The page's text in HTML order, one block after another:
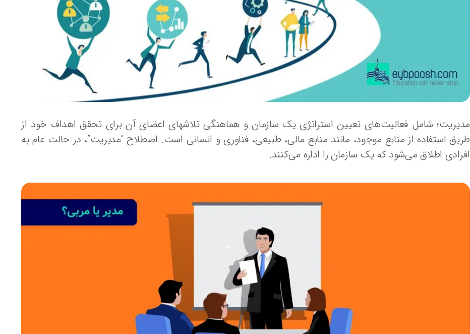
مدیریت؛ شامل فعالیت‌های تعیین استراتژی یک سازمان و هماهنگی تلاشهای اعضای آن برای تحقق اهداف خود از
طریق استفاده از منابع موجود، مانند منابع مالی، طبیعی، فناوری و انسانی است. اصطلاح “مدیریت”، در حالت عام به
افرادی اطلاق می‌شود که یک سازمان را اداره می‌کنند.